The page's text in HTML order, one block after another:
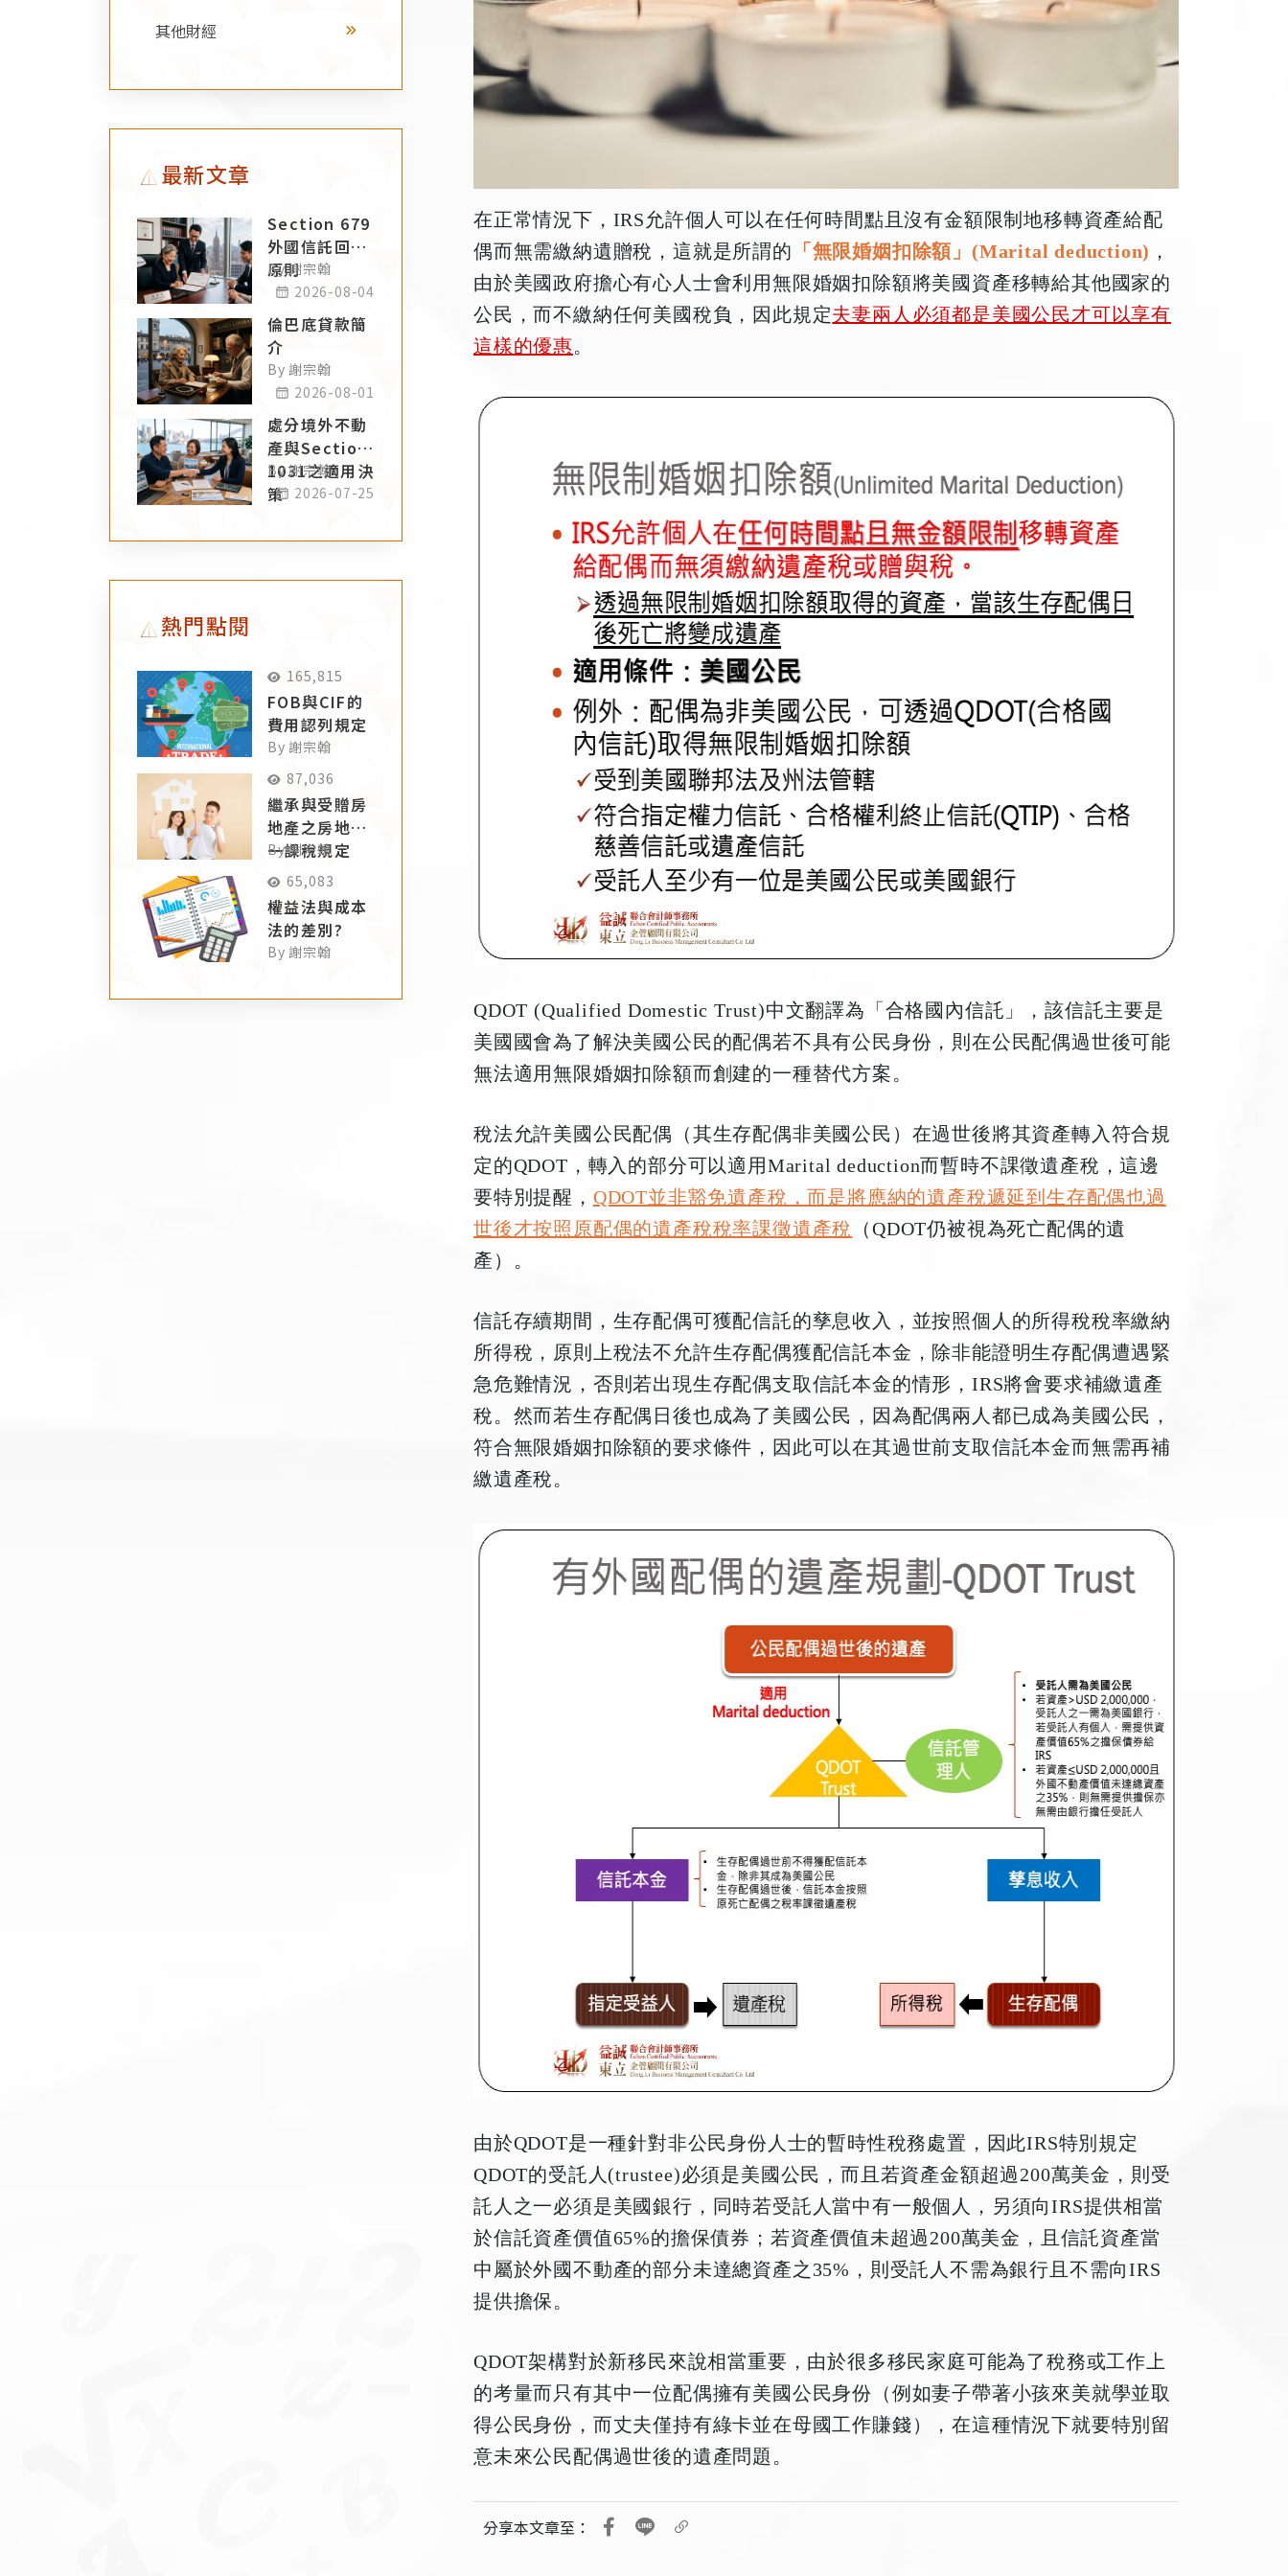
其他財經
最新文章
Section 679
外國信託回溯
原則
By 謝宗翰
2026-08-04
倫巴底貸款簡
介
By 謝宗翰
2026-08-01
處分境外不動
產與Section
1031之適用決
策
By 謝宗翰
2026-07-25
熱門點閱
165,815
FOB與CIF的
費用認列規定
By 謝宗翰
87,036
繼承與受贈房
地產之房地合
一課稅規定
By 謝宗翰
65,083
權益法與成本
法的差別?
By 謝宗翰
在正常情況下，IRS允許個人可以在任何時間點且沒有金額限制地移轉資產給配
偶而無需繳納遺贈稅，這就是所謂的 「 無限婚姻扣除額」(Marital deduction) ，
由於美國政府擔心有心人士會利用無限婚姻扣除額將美國資產移轉給其他國家的
公民，而不繳納任何美國稅負，因此規定夫妻兩人必須都是美國公民才可以享有
這樣的優惠。
QDOT (Qualified Domestic Trust)中文翻譯為「合格國內信託」，該信託主要是
美國國會為了解決美國公民的配偶若不具有公民身份，則在公民配偶過世後可能
無法適用無限婚姻扣除額而創建的一種替代方案。
稅法允許美國公民配偶（其生存配偶非美國公民）在過世後將其資產轉入符合規
定的QDOT，轉入的部分可以適用Marital deduction而暫時不課徵遺產稅，這邊
要特別提醒， QDOT並非豁免遺產稅，而是將應納的遺產稅遞延到生存配偶也過
世後才按照原配偶的遺產稅稅率課徵遺產稅
（QDOT仍被視為死亡配偶的遺
產）。
信託存續期間，生存配偶可獲配信託的孳息收入，並按照個人的所得稅稅率繳納
所得稅，原則上稅法不允許生存配偶獲配信託本金，除非能證明生存配偶遭遇緊
急危難情況，否則若出現生存配偶支取信託本金的情形，IRS將會要求補繳遺產
稅。然而若生存配偶日後也成為了美國公民，因為配偶兩人都已成為美國公民，
符合無限婚姻扣除額的要求條件，因此可以在其過世前支取信託本金而無需再補
繳遺產稅。
由於QDOT是一種針對非公民身份人士的暫時性稅務處置，因此IRS特別規定
QDOT的受託人(trustee)必須是美國公民，而且若資產金額超過200萬美金，則受
託人之一必須是美國銀行，同時若受託人當中有一般個人，另須向IRS提供相當
於信託資產價值65%的擔保債券；若資產價值未超過200萬美金，且信託資產當
中屬於外國不動產的部分未達總資產之35%，則受託人不需為銀行且不需向IRS
提供擔保。
QDOT架構對於新移民來說相當重要，由於很多移民家庭可能為了稅務或工作上
的考量而只有其中一位配偶擁有美國公民身份（例如妻子帶著小孩來美就學並取
得公民身份，而丈夫僅持有綠卡並在母國工作賺錢），在這種情況下就要特別留
意未來公民配偶過世後的遺產問題。
分享本文章至：